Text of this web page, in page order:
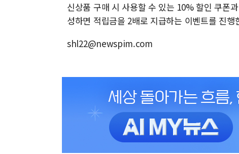
신상품 구매 시 사용할 수 있는 10% 할인 쿠폰
성하면 적립금을 2배로 지급하는 이벤트를 진행
shl22@newspim.com